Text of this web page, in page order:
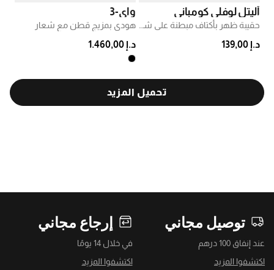
أليتل لوفلي كومباني
د.إ 139,00
واي-3
هودي بمزيج قطن مع شعار
د.إ 1.460,00
تحميل المزيد
توصيل مجاني
عند إنفاق 100 درهم
اكتشفوا المزيد
إرجاع مجاني
في خلال 14 يومًا
اكتشفوا المزيد